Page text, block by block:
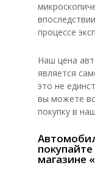
процессе
Наш цена
является
это не
вы можете
покупку в
магазине